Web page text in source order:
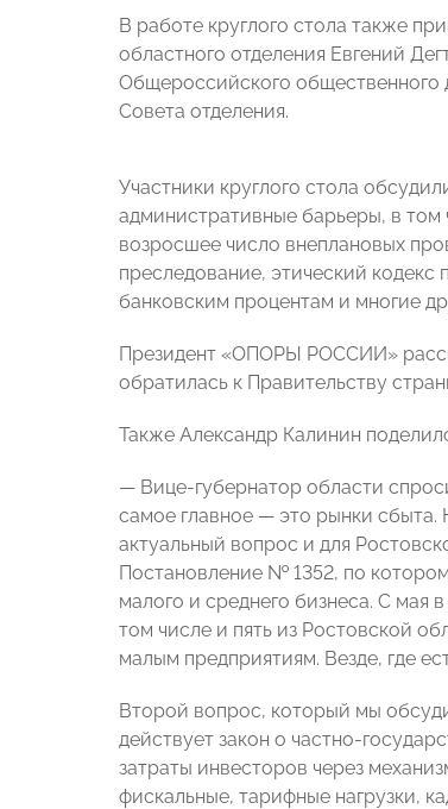
В работе круглого стола также
областного отделения Евгений
Общероссийского
Совета отделения.
Участники круглого стола
административные барьеры, в
возросшее число внеплановых
преследование, этический кодекс
банковским процентам и многие
Президент «ОПОРЫ РОССИИ»
обратилась к Правительству
Также Александр Калинин
— Вице-губернатор области
самое главное — это рынки сбыта.
актуальный вопрос и для
Постановление № 1352, по
малого и среднего бизнеса. С мая
том числе и пять из Ростовской
малым предприятиям. Везде, где
Второй вопрос, который мы
действует закон о частно-
затраты инвесторов через
фискальные, тарифные нагрузки,